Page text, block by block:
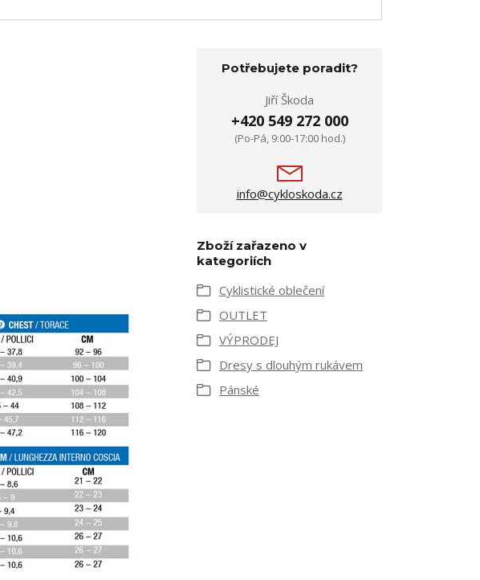
Potřebujete poradit?
Jiří Škoda
+420 549 272 000
(Po-Pá, 9:00-17:00 hod.)
info@cykloskoda.cz
Zboží zařazeno v
kategoriích
Cyklistické oblečení
OUTLET
VÝPRODEJ
Dresy s dlouhým rukávem
Pánské